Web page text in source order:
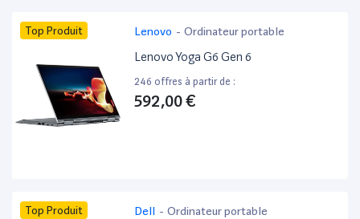
Top Produit Lenovo - Ordinateur portable
Lenovo Yoga G6 Gen 6
246 offres à partir de :
592,00 €
Top Produit Dell - Ordinateur portable